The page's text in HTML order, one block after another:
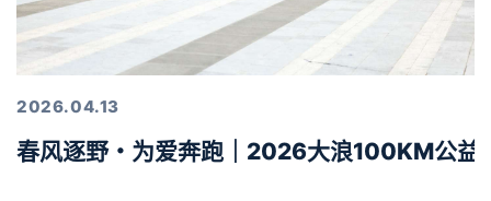
2026.04.13
春风逐野・为爱奔跑｜2026大浪100KM公益